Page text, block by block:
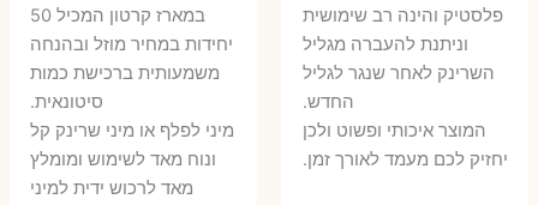
פלסטיק והינה רב שימושית
וניתנת להעברה מגליל
השרינק לאחר שנגר לגליל
החדש.
המוצר איכותי ופשוט ולכן
יחזיק לכם מעמד לאורך זמן.
במארז קרטון המכיל 50
יחידות במחיר מוזל ובהנחה
משמעותית ברכישת כמות
סיטונאית.
מיני לפלף או מיני שרינק קל
ונוח מאד לשימוש ומומלץ
מאד לרכוש ידית למיני